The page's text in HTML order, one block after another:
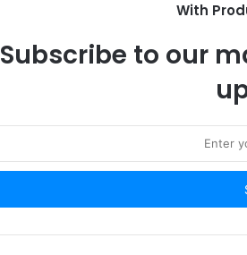
With
Subscribe to our